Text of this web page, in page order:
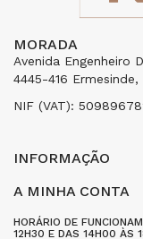
MORADA
Avenida Engenheiro
4445-416
NIF (VAT):
INFORMAÇÃO
A MINHA CONTA
HORÁRIO DE
12H30 E DAS 14H00 ÀS